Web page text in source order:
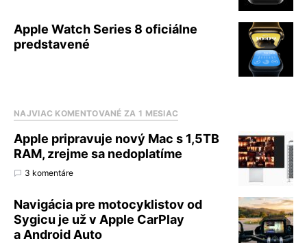
Apple Watch Series 8 oficiálne
predstavené
NAJVIAC KOMENTOVANÉ ZA 1 MESIAC
Apple pripravuje nový Mac s 1,5TB
RAM, zrejme sa nedoplatíme
3 komentáre
Navigácia pre motocyklistov od
Sygicu je už v Apple CarPlay
a Android Auto